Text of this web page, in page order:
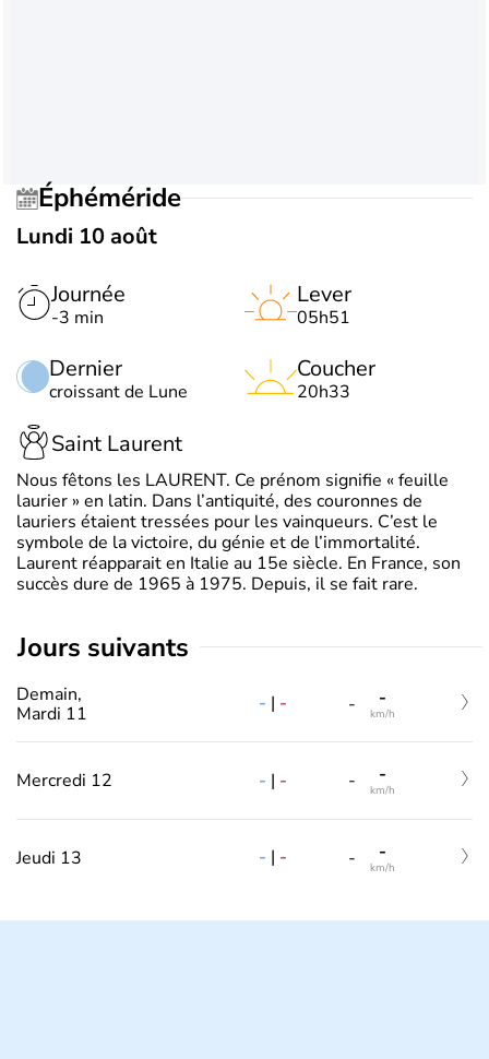
Éphéméride
Lundi 10 août
Journée
-3 min
Dernier
croissant de Lune
Lever
05h51
Coucher
20h33
Saint Laurent
Nous fêtons les LAURENT. Ce prénom signifie « feuille
laurier » en latin. Dans l’antiquité, des couronnes de
lauriers étaient tressées pour les vainqueurs. C’est le
symbole de la victoire, du génie et de l’immortalité.
Laurent réapparait en Italie au 15e siècle. En France, son
succès dure de 1965 à 1975. Depuis, il se fait rare.
jours suivants
Demain,
Mardi 11
- | - - -
km/h
Mercredi 12 - | - - -
km/h
Jeudi 13 - | - - -
km/h